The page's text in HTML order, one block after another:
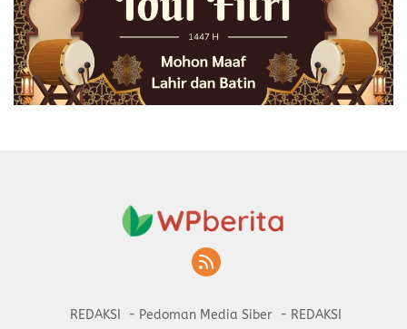
REDAKSI Pedoman Media Siber REDAKSI